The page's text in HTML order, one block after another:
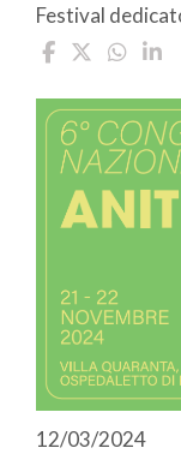
Festival
12/03/2024